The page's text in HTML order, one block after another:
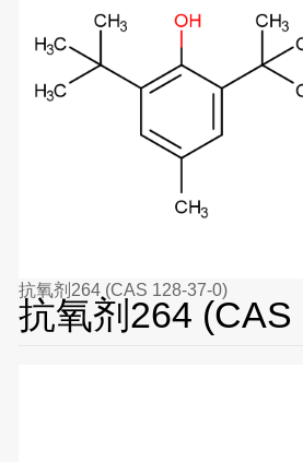
抗氧剂264 (CAS 128-37-0)
抗氧剂264 (CAS